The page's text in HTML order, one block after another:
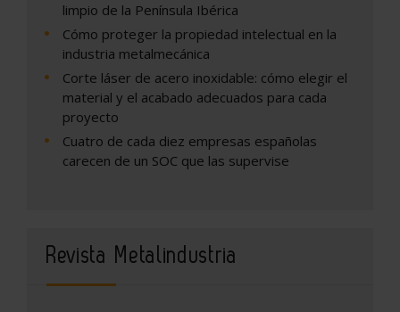
limpio de la Península Ibérica
Cómo proteger la propiedad intelectual en la
industria metalmecánica
Corte láser de acero inoxidable: cómo elegir el
material y el acabado adecuados para cada
proyecto
Cuatro de cada diez empresas españolas
carecen de un SOC que las supervise
Revista Metalindustria